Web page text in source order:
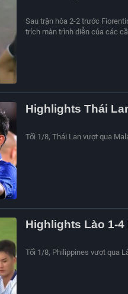
Sau trận hòa 2-2 trước
trích màn trình diễn của các
Highlights Thái
Tối 1/8, Thái Lan vượt qua
Highlights Lào 1-
Tối 1/8, Philippines vượt qua